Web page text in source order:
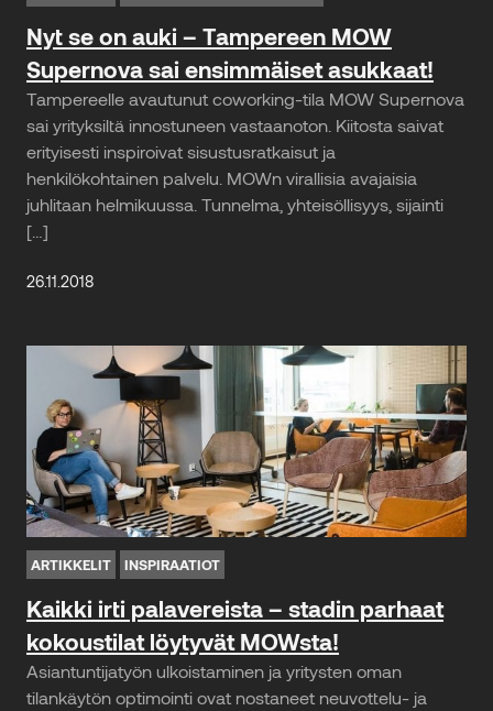
Nyt se on auki – Tampereen MOW
Supernova sai ensimmäiset asukkaat!
Tampereelle avautunut coworking-tila MOW Supernova
sai yrityksiltä innostuneen vastaanoton. Kiitosta saivat
erityisesti inspiroivat sisustusratkaisut ja
henkilökohtainen palvelu. MOWn virallisia avajaisia
juhlitaan helmikuussa. Tunnelma, yhteisöllisyys, sijainti
[…]
26.11.2018
ARTIKKELIT INSPIRAATIOT
Kaikki irti palavereista – stadin parhaat
kokoustilat löytyvät MOWsta!
Asiantuntijatyön ulkoistaminen ja yritysten oman
tilankäytön optimointi ovat nostaneet neuvottelu- ja